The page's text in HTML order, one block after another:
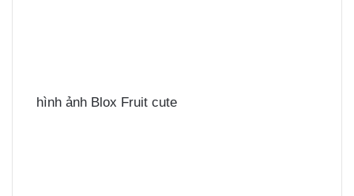
hình ảnh Blox Fruit cute